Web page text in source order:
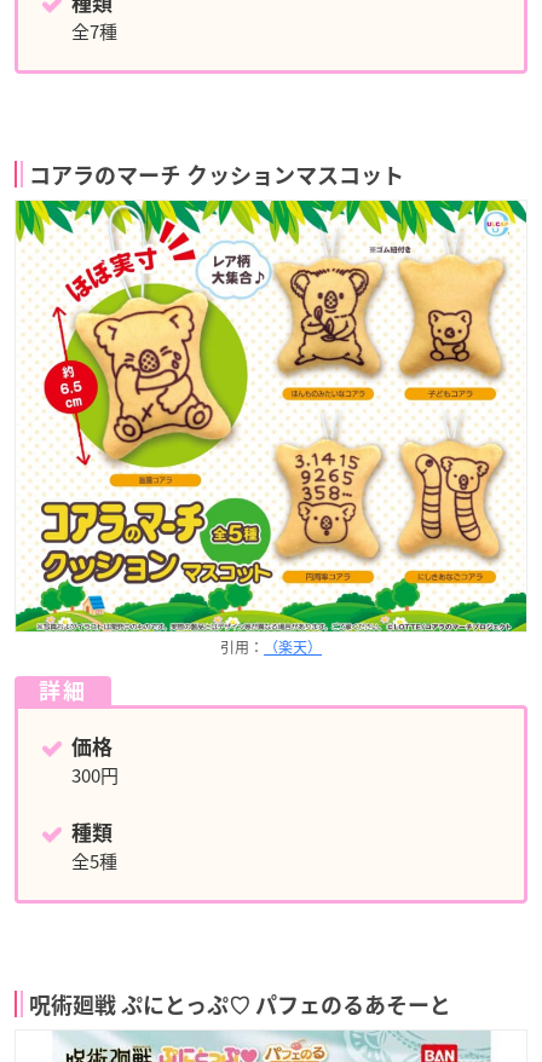
全7種
コアラのマーチ クッションマスコット
引用：
（楽天）
詳細
価格
300円
種類
全5種
呪術廻戦 ぷにとっぷ♡ パフェのるあそーと